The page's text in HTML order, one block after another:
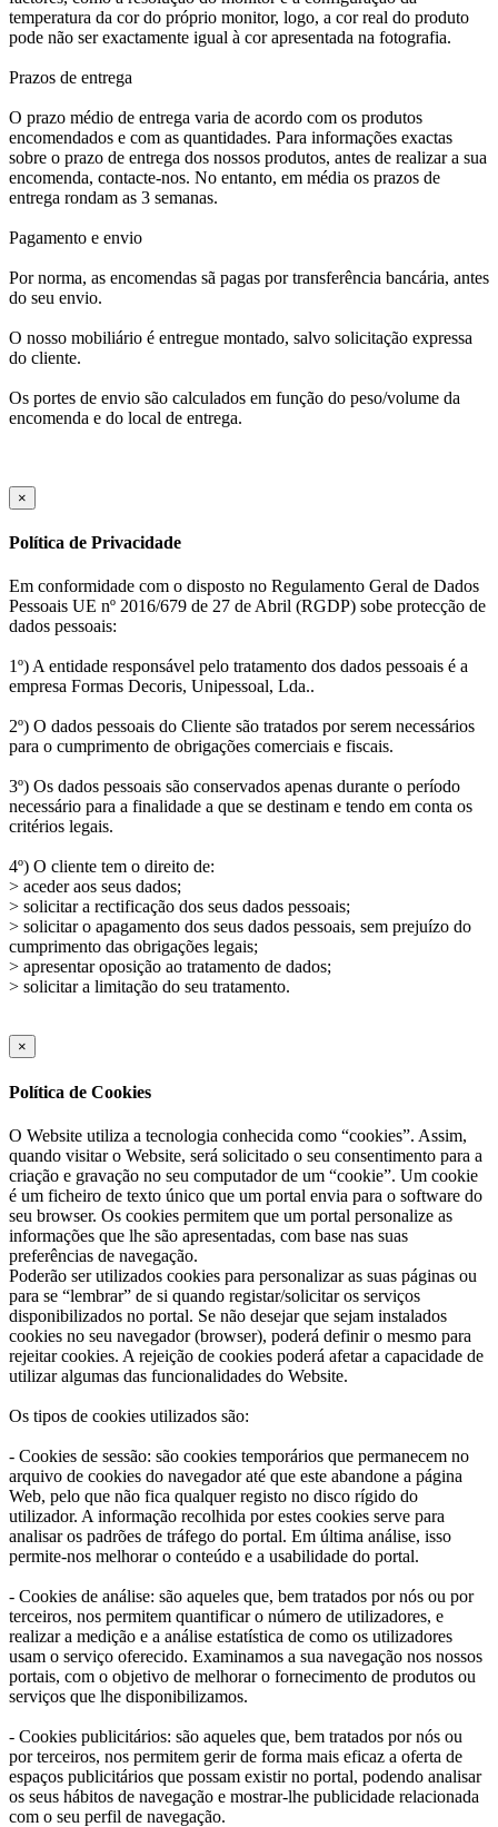
temperatura da cor do próprio monitor, logo, a cor real do produto
pode não ser exactamente igual à cor apresentada na fotografia.
Prazos de entrega
O prazo médio de entrega varia de acordo com os produtos
encomendados e com as quantidades. Para informações exactas
sobre o prazo de entrega dos nossos produtos, antes de realizar a sua
encomenda, contacte-nos. No entanto, em média os prazos de
entrega rondam as 3 semanas.
Pagamento e envio
Por norma, as encomendas sã pagas por transferência bancária, antes
do seu envio.
O nosso mobiliário é entregue montado, salvo solicitação expressa
do cliente.
Os portes de envio são calculados em função do peso/volume da
encomenda e do local de entrega.
×
Política de Privacidade
Em conformidade com o disposto no Regulamento Geral de Dados
Pessoais UE nº 2016/679 de 27 de Abril (RGDP) sobe protecção de
dados pessoais:
1º) A entidade responsável pelo tratamento dos dados pessoais é a
empresa Formas Decoris, Unipessoal, Lda..
2º) O dados pessoais do Cliente são tratados por serem necessários
para o cumprimento de obrigações comerciais e fiscais.
3º) Os dados pessoais são conservados apenas durante o período
necessário para a finalidade a que se destinam e tendo em conta os
critérios legais.
4º) O cliente tem o direito de:
> aceder aos seus dados;
> solicitar a rectificação dos seus dados pessoais;
> solicitar o apagamento dos seus dados pessoais, sem prejuízo do
cumprimento das obrigações legais;
> apresentar oposição ao tratamento de dados;
> solicitar a limitação do seu tratamento.
×
Política de Cookies
O Website utiliza a tecnologia conhecida como “cookies”. Assim,
quando visitar o Website, será solicitado o seu consentimento para a
criação e gravação no seu computador de um “cookie”. Um cookie
é um ficheiro de texto único que um portal envia para o software do
seu browser. Os cookies permitem que um portal personalize as
informações que lhe são apresentadas, com base nas suas
preferências de navegação.
Poderão ser utilizados cookies para personalizar as suas páginas ou
para se “lembrar” de si quando registar/solicitar os serviços
disponibilizados no portal. Se não desejar que sejam instalados
cookies no seu navegador (browser), poderá definir o mesmo para
rejeitar cookies. A rejeição de cookies poderá afetar a capacidade de
utilizar algumas das funcionalidades do Website.
Os tipos de cookies utilizados são:
- Cookies de sessão: são cookies temporários que permanecem no
arquivo de cookies do navegador até que este abandone a página
Web, pelo que não fica qualquer registo no disco rígido do
utilizador. A informação recolhida por estes cookies serve para
analisar os padrões de tráfego do portal. Em última análise, isso
permite-nos melhorar o conteúdo e a usabilidade do portal.
- Cookies de análise: são aqueles que, bem tratados por nós ou por
terceiros, nos permitem quantificar o número de utilizadores, e
realizar a medição e a análise estatística de como os utilizadores
usam o serviço oferecido. Examinamos a sua navegação nos nossos
portais, com o objetivo de melhorar o fornecimento de produtos ou
serviços que lhe disponibilizamos.
- Cookies publicitários: são aqueles que, bem tratados por nós ou
por terceiros, nos permitem gerir de forma mais eficaz a oferta de
espaços publicitários que possam existir no portal, podendo analisar
os seus hábitos de navegação e mostrar-lhe publicidade relacionada
com o seu perfil de navegação.